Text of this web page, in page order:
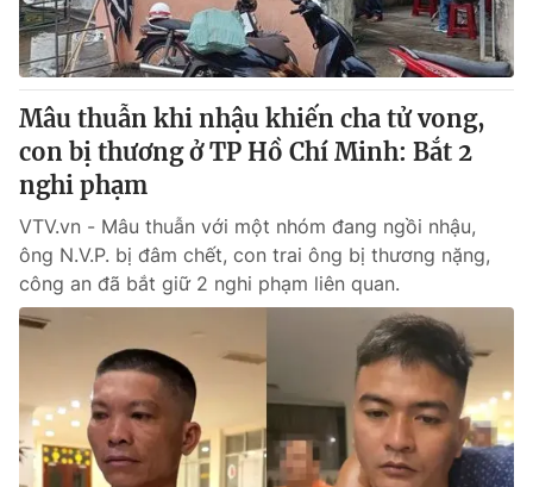
VTV4 Vươn mình bằng AI
VTV9 VTV8
Liên hệ tòa soạn
THỜI BÁO VTV
Theo dõi báo trên
Cơ quan chủ quản:
Đài Truyền hình Việt Nam
Cơ quan báo chí:
Thời báo VTV
Mâu thuẫn khi nhậu khiến cha tử vong,
con bị thương ở TP Hồ Chí Minh: Bắt 2
nghi phạm
VTV.vn - Mâu thuẫn với một nhóm đang ngồi nhậu,
ông N.V.P. bị đâm chết, con trai ông bị thương nặng,
công an đã bắt giữ 2 nghi phạm liên quan.